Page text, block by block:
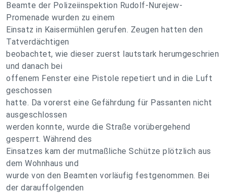
Beamte der Polizeiinspektion Rudolf-Nurejew-
Promenade wurden zu einem
Einsatz in Kaisermühlen gerufen. Zeugen hatten den
Tatverdächtigen
beobachtet, wie dieser zuerst lautstark herumgeschrien
und danach bei
offenem Fenster eine Pistole repetiert und in die Luft
geschossen
hatte. Da vorerst eine Gefährdung für Passanten nicht
ausgeschlossen
werden konnte, wurde die Straße vorübergehend
gesperrt. Während des
Einsatzes kam der mutmaßliche Schütze plötzlich aus
dem Wohnhaus und
wurde von den Beamten vorläufig festgenommen. Bei
der darauffolgenden